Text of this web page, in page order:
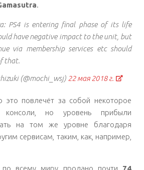
.
PS4 is entering final phase of its life
have negative impact to the unit, but
via membership services etc should
that.
(@mochi_wsj) 22 мая 2018 г.
это повлечёт за собой некоторое
консоли, но уровень прибыли
на том же уровне благодаря
сервисам, таким, как, например,